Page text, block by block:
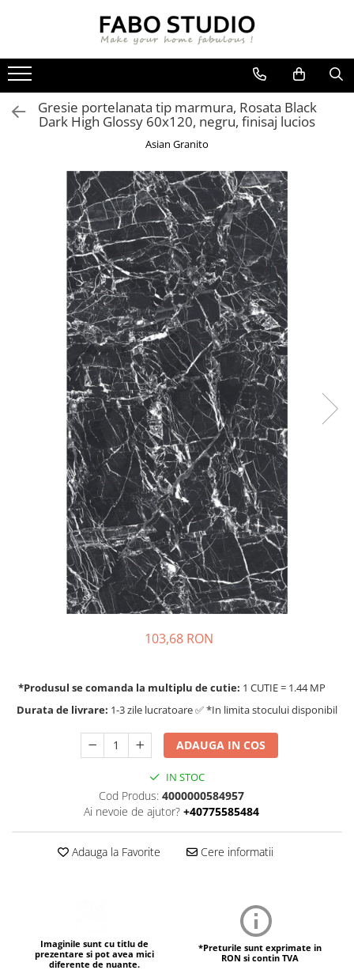
GRESIE INTERIOR
GRESIE EXTERIOR
GRESIE EXTERIOR 2 CM
GRESIE XXL - LASTRE
TREPTE DIN GRESIE
FAIANTA
PIESE DECORATIVE
CANAPELE
CUIEREGresie portelanata tip marmura, Rosata Black
Dark High Glossy 60x120, negru, finisaj lucios
Asian Granito
103,68 RON
*Produsul se comanda la multiplu de cutie: 1 CUTIE = 1.44 MP
Durata de livrare: 1-3 zile lucratoare ✅ *In limita stocului disponibil
ADAUGA IN COS
IN STOC
Cod Produs: 4000000584957
Ai nevoie de ajutor? +40775585484
Adauga la Favorite Cere informatii
Imaginile sunt cu titlu de
prezentare si pot avea mici
diferente de nuante.
*Preturile sunt exprimate in
RON si contin TVA